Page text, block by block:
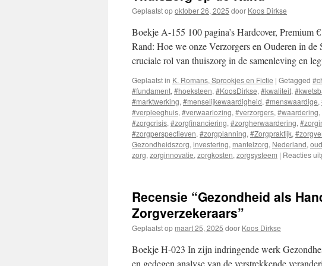
Geplaatst opoktober 26, 2025 door Koos Dirkse
Boekje A-155 100 pagina’s Hardcover, Premium
Rand: Hoe we onze Verzorgers en Ouderen in
cruciale rol van thuiszorg in de samenleving en
Geplaatst in K. Romans, Sprookjes en Fictie | Getagged
#fundament, #hoeksteen, #KoosDirkse, #kwaliteit,
#marktwerking, #menselijkewaardigheid, #menswaardige,
#verpleeghuis, #verwaarlozing, #verzorgers, #waardering,
#zorgcrisis, #zorgfinanciering, #zorgherwaardering,
#zorgperspectieven, #zorgplanning, #Zorgpraktijk,
Gezondheidszorg, investering, mantelzorg, Nederland,
zorg, zorginnovatie, zorgkosten, zorgsysteem | Reacties
Recensie “Gezondheid als
Zorgverzekeraars”
Geplaatst op maart 25, 2025 door Koos Dirkse
Boekje H-023 In zijn indringende werk
en gedegen analyse van de verstrekkende